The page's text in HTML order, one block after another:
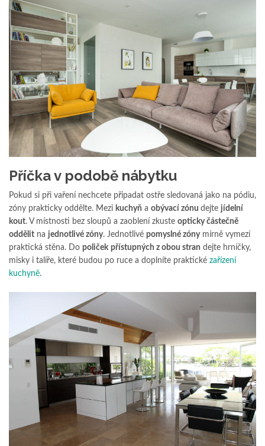
Příčka v podobě nábytku
Pokud si při vaření nechcete připadat ostře sledovaná jako na pódiu,
zóny prakticky oddělte. Mezi kuchyň a obývací zónu dejte jídelní
kout. V místnosti bez sloupů a zaoblení zkuste opticky částečně
oddělit na jednotlivé zóny. Jednotlivé pomyslné zónymírně vymezí
praktická stěna. Do poliček přístupných z obou stran dejte hrníčky,
misky i talíře, které budou po ruce a doplníte praktické zařízení
kuchyně.